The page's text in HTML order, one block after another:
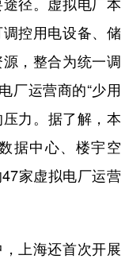
控用电设备、储
，整合为统一调
厂运营商的“少用
压力。据了解，本
据中心、楼宇空
家虚拟电厂运营
上海还首次开展